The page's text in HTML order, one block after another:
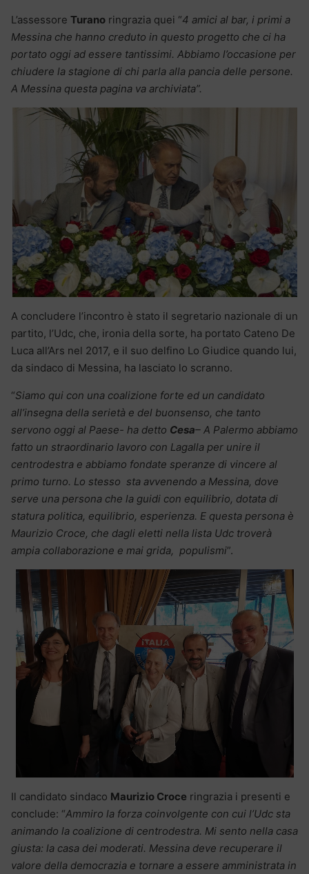
L’assessore Turano ringrazia quei “4 amici al bar, i primi a
Messina che hanno creduto in questo progetto che ci ha
portato oggi ad essere tantissimi. Abbiamo l’occasione per
chiudere la stagione di chi parla alla pancia delle persone.
A Messina questa pagina va archiviata”.
A concludere l’incontro è stato il segretario nazionale di un
partito, l’Udc, che, ironia della sorte, ha portato Cateno De
Luca all’Ars nel 2017, e il suo delfino Lo Giudice quando lui,
da sindaco di Messina, ha lasciato lo scranno.
“Siamo qui con una coalizione forte ed un candidato
all’insegna della serietà e del buonsenso, che tanto
servono oggi al Paese- ha detto Cesa– A Palermo abbiamo
fatto un straordinario lavoro con Lagalla per unire il
centrodestra e abbiamo fondate speranze di vincere al
primo turno. Lo stesso sta avvenendo a Messina, dove
serve una persona che la guidi con equilibrio, dotata di
statura politica, equilibrio, esperienza. E questa persona è
Maurizio Croce, che dagli eletti nella lista Udc troverà
ampia collaborazione e mai grida, populismi”.
Il candidato sindaco Maurizio Croce ringrazia i presenti e
conclude: “Ammiro la forza coinvolgente con cui l’Udc sta
animando la coalizione di centrodestra. Mi sento nella casa
giusta: la casa dei moderati. Messina deve recuperare il
valore della democrazia e tornare a essere amministrata in